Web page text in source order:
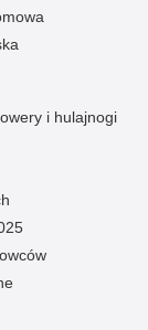
i hulajnogi